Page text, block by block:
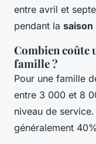
entre avril et
pendant la saison
Combien coûte
famille ?
Pour une famille
entre 3 000 et 8
niveau de
généralement